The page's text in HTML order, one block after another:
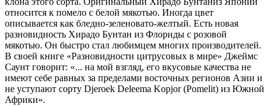
относится к помело с белой мякотью. Иногда цвет
описывается как бледно-зеленовато-желтый. Есть новая
разновидность Хирадо Бунтан из Флориды с розовой
мякотью. Он быстро стал любимцем многих производителей.
В своей книге «Разновидности цитрусовых в мире» Джеймс
Саунт говорит: «... на мой взгляд, его вкусовые качества не
имеют себе равных за пределами восточных регионов Азии и
не уступают сорту Djeroek Deleema Kopjor (Pomelit) из Южной
Африки».